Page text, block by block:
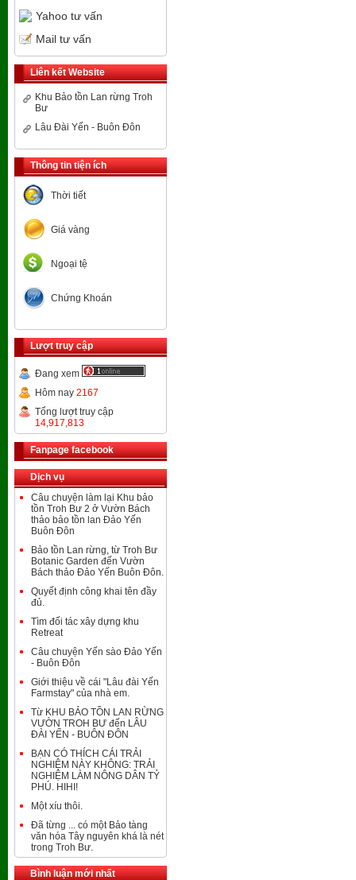
Yahoo tư vấn
Mail tư vấn
Liên kết Website
Khu Bảo tồn Lan rừng Troh
Bư
Lâu Đài Yến - Buôn Đôn
Thông tin tiện ích
Thời tiết
Giá vàng
Ngoại tệ
Chứng Khoán
Lượt truy cập
Đang xem
Hôm nay 2167
Tổng lượt truy cập
14,917,813
Fanpage facebook
Dịch vụ
Câu chuyện làm lại Khu bảo
tồn Troh Bư 2 ở Vườn Bách
thảo bảo tồn lan Đảo Yến
Buôn Đôn
Bảo tồn Lan rừng, từ Troh Bư
Botanic Garden đến Vườn
Bách thảo Đảo Yến Buôn Đôn.
Quyết định công khai tên đầy
đủ.
Tìm đối tác xây dựng khu
Retreat
Câu chuyện Yến sào Đảo Yến
- Buôn Đôn
Giới thiệu về cái "Lâu đài Yến
Farmstay" của nhà em.
Từ KHU BẢO TỒN LAN RỪNG
VƯỜN TROH BƯ đến LÂU
ĐÀI YẾN - BUÔN ĐÔN
BẠN CÓ THÍCH CÁI TRẢI
NGHIỆM NÀY KHÔNG: TRẢI
NGHIỆM LÀM NÔNG DÂN TỶ
PHÚ. HIHI!
Một xíu thôi.
Đã từng ... có một Bảo tàng
văn hóa Tây nguyên khá là nét
trong Troh Bư.
Bình luận mới nhất